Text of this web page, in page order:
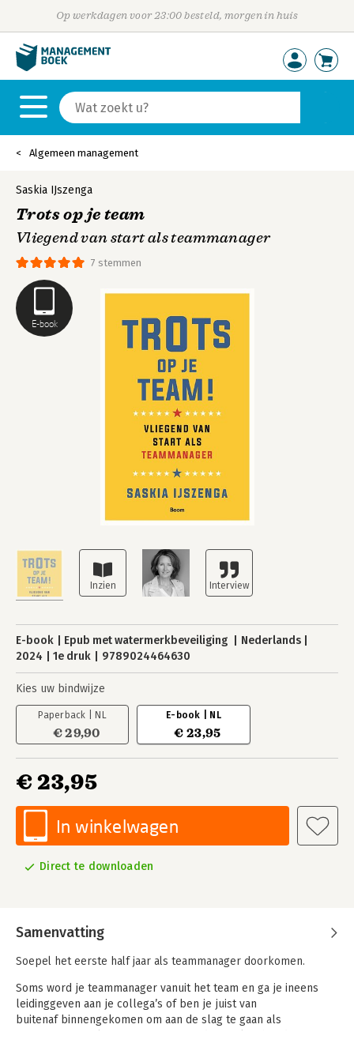
Op werkdagen voor 23:00 besteld, morgen in huis
Algemeen management
E-book
7 stemmen
Saskia IJszenga
Trots op je team
Vliegend van start als teammanager
E-book Epub met watermerkbeveiliging
Nederlands
2024
1e druk 9789024464630
Kies uw bindwijze
Paperback | NL
€ 29,90
E-book | NL
€ 23,95
€ 23,95
In winkelwagen
Direct te downloaden
Samenvatting
Soepel het eerste half jaar als teammanager doorkomen.
Soms word je teammanager vanuit het team en ga je ineens
leidinggeven aan je collega’s of ben je juist van
buitenaf binnengekomen om aan de slag te gaan als